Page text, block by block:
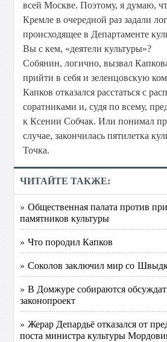
всей Москве. Поэтому, я думаю,
Кремле в очередной раз задали
происходящее в Департаменте
Вы с кем, «деятели культуры»?
Собянин, логично, вызвал
прийти в себя и зеленцовскую
Капков отказался расстаться с
соратниками и, судя по всему,
к Ксении Собчак. Или понимал
случае, закончилась пятилетка
Точка.
ЧИТАЙТЕ ТАКЖЕ:
» Общественная палата против
памятников культуры
» Что породил Капков
» Соколов заключил мир со
» В Домжуре собираются
законопроект
» Жерар Депардьё отказался от
поста министра культуры